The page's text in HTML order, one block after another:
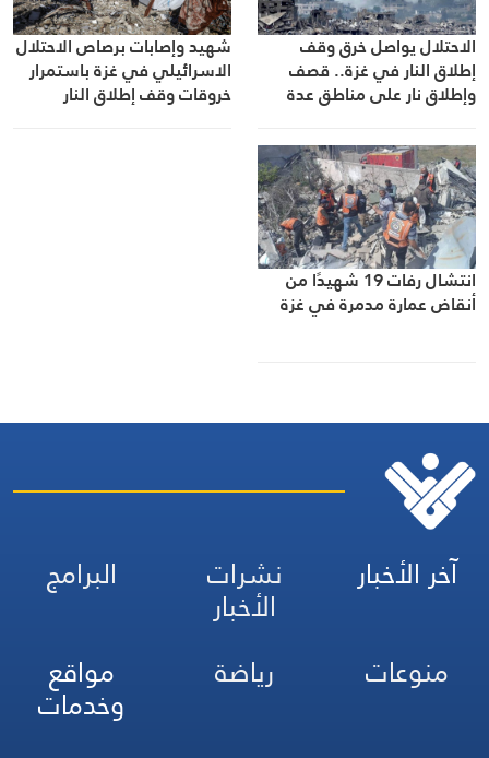
الاحتلال يواصل خرق وقف
إطلاق النار في غزة.. قصف
وإطلاق نار على مناطق عدة
شهيد وإصابات برصاص الاحتلال
الاسرائيلي في غزة باستمرار
خروقات وقف إطلاق النار
انتشال رفات 19 شهيدًا من
أنقاض عمارة مدمرة في غزة
آخر الأخبار نشرات
الأخبار
البرامج
منوعات
رياضة مواقع
وخدمات